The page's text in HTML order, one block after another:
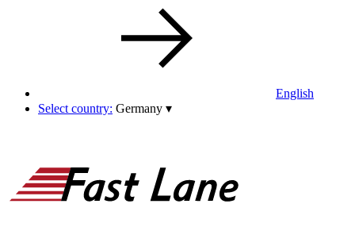
English
Select country: Germany ▾